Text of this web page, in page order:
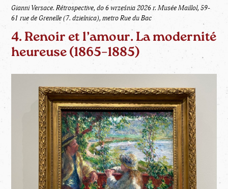
Gianni Versace. Rétrospective, do 6 września 2026 r. Musée Maillol, 59-
61 rue de Grenelle (7. dzielnica), metro Rue du Bac
4. Renoir et l’amour. La modernité
heureuse (1865–1885)